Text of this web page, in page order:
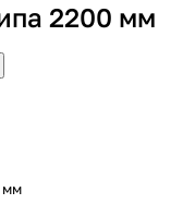
2200 мм
мм